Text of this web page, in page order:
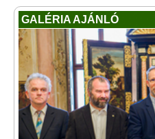
GALÉRIA AJÁNLÓ